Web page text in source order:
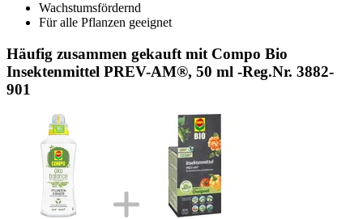
Wachstumsfördernd
Für alle Pflanzen geeignet
Häufig zusammen gekauft mit Compo Bio
Insektenmittel PREV-AM®, 50 ml -Reg.Nr. 3882-
901